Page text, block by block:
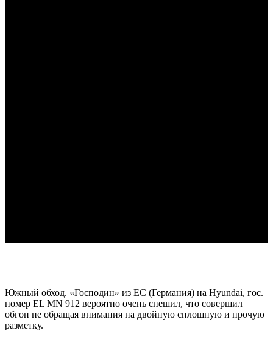
Южный обход. «Господин» из ЕС (Германия) на Hyundai, гос.
номер EL MN 912 вероятно очень спешил, что совершил
обгон не обращая внимания на двойную сплошную и прочую
разметку.